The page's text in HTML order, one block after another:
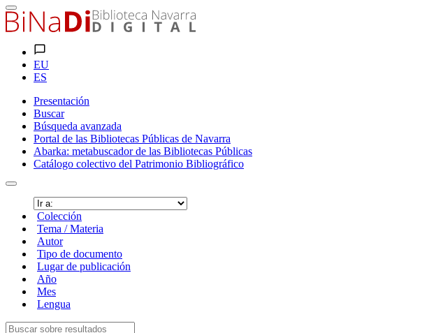
EU
ES
Presentación
Buscar
Búsqueda avanzada
Portal de las Bibliotecas Públicas de Navarra
Abarka: metabuscador de las Bibliotecas Públicas
Catálogo colectivo del Patrimonio Bibliográfico
Colección
Tema / Materia
Autor
Tipo de documento
Lugar de publicación
Año
Mes
Lengua